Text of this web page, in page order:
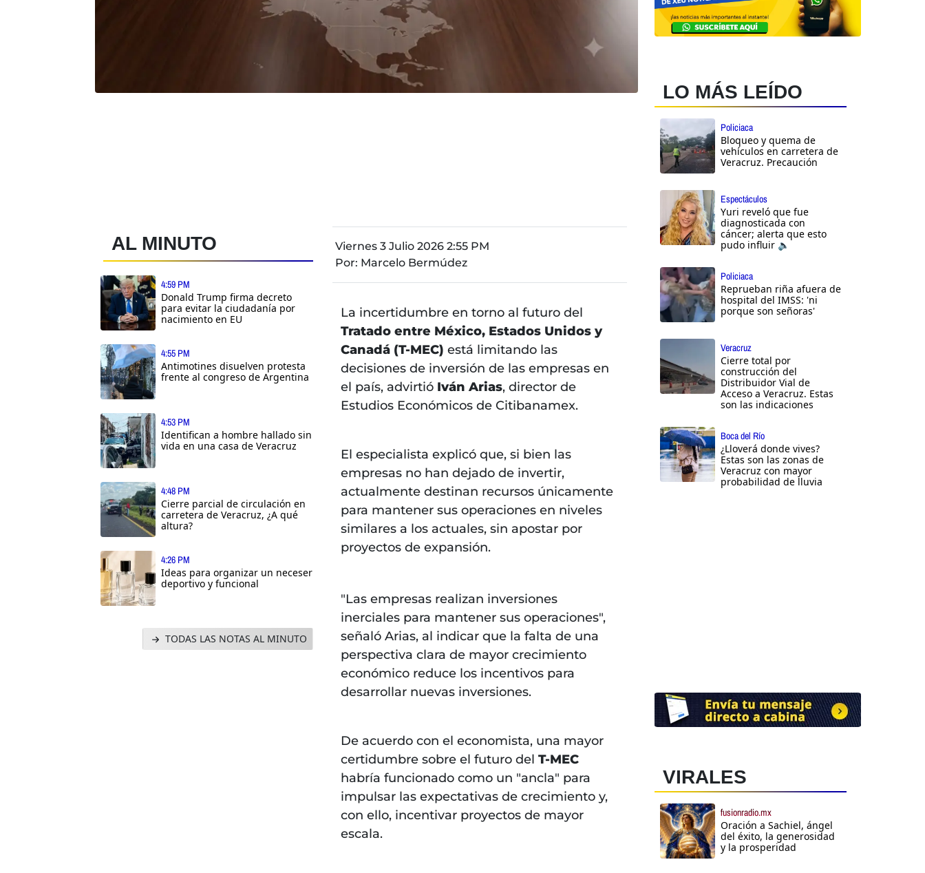
AL MINUTO
4:59 PM
Donald Trump firma decreto
para evitar la ciudadanía por
nacimiento en EU
4:55 PM
Antimotines disuelven protesta
frente al congreso de Argentina
4:53 PM
Identifican a hombre hallado sin
vida en una casa de Veracruz
4:48 PM
Cierre parcial de circulación en
carretera de Veracruz, ¿A qué
altura?
4:26 PM
Ideas para organizar un neceser
deportivo y funcional
TODAS LAS NOTAS AL MINUTO
Viernes 3 Julio 2026 2:55 PM
Por: Marcelo Bermúdez
La incertidumbre en torno al futuro del
Tratado entre México, Estados Unidos y
Canadá (T-MEC) está limitando las
decisiones de inversión de las empresas en
el país, advirtió Iván Arias, director de
Estudios Económicos de Citibanamex.
El especialista explicó que, si bien las
empresas no han dejado de invertir,
actualmente destinan recursos únicamente
para mantener sus operaciones en niveles
similares a los actuales, sin apostar por
proyectos de expansión.
"Las empresas realizan inversiones
inerciales para mantener sus operaciones",
señaló Arias, al indicar que la falta de una
perspectiva clara de mayor crecimiento
económico reduce los incentivos para
desarrollar nuevas inversiones.
De acuerdo con el economista, una mayor
certidumbre sobre el futuro del T-MEC
habría funcionado como un "ancla" para
impulsar las expectativas de crecimiento y,
con ello, incentivar proyectos de mayor
escala.
LO MÁS LEÍDO
Policiaca
Bloqueo y quema de
vehículos en carretera de
Veracruz. Precaución
Espectáculos
Yuri reveló que fue
diagnosticada con
cáncer; alerta que esto
pudo influir 🔈
Policiaca
Reprueban riña afuera de
hospital del IMSS: 'ni
porque son señoras'
Veracruz
Cierre total por
construcción del
Distribuidor Vial de
Acceso a Veracruz. Estas
son las indicaciones
Boca del Río
¿Lloverá donde vives?
Estas son las zonas de
Veracruz con mayor
probabilidad de lluvia
VIRALES
fusionradio.mx
Oración a Sachiel, ángel
del éxito, la generosidad
y la prosperidad